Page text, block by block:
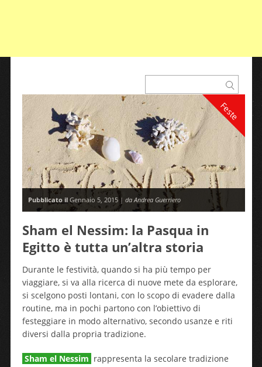
Feste
Pubblicato ilGennaio 5, 2015 | da Andrea Guerriero
Sham el Nessim: la Pasqua in
Egitto è tutta un’altra storia
Durante le festività, quando si ha più tempo per
viaggiare, si va alla ricerca di nuove mete da esplorare,
si scelgono posti lontani, con lo scopo di evadere dalla
routine, ma in pochi partono con l’obiettivo di
festeggiare in modo alternativo, secondo usanze e riti
diversi dalla propria tradizione.
Sham el Nessim rappresenta la secolare tradizione